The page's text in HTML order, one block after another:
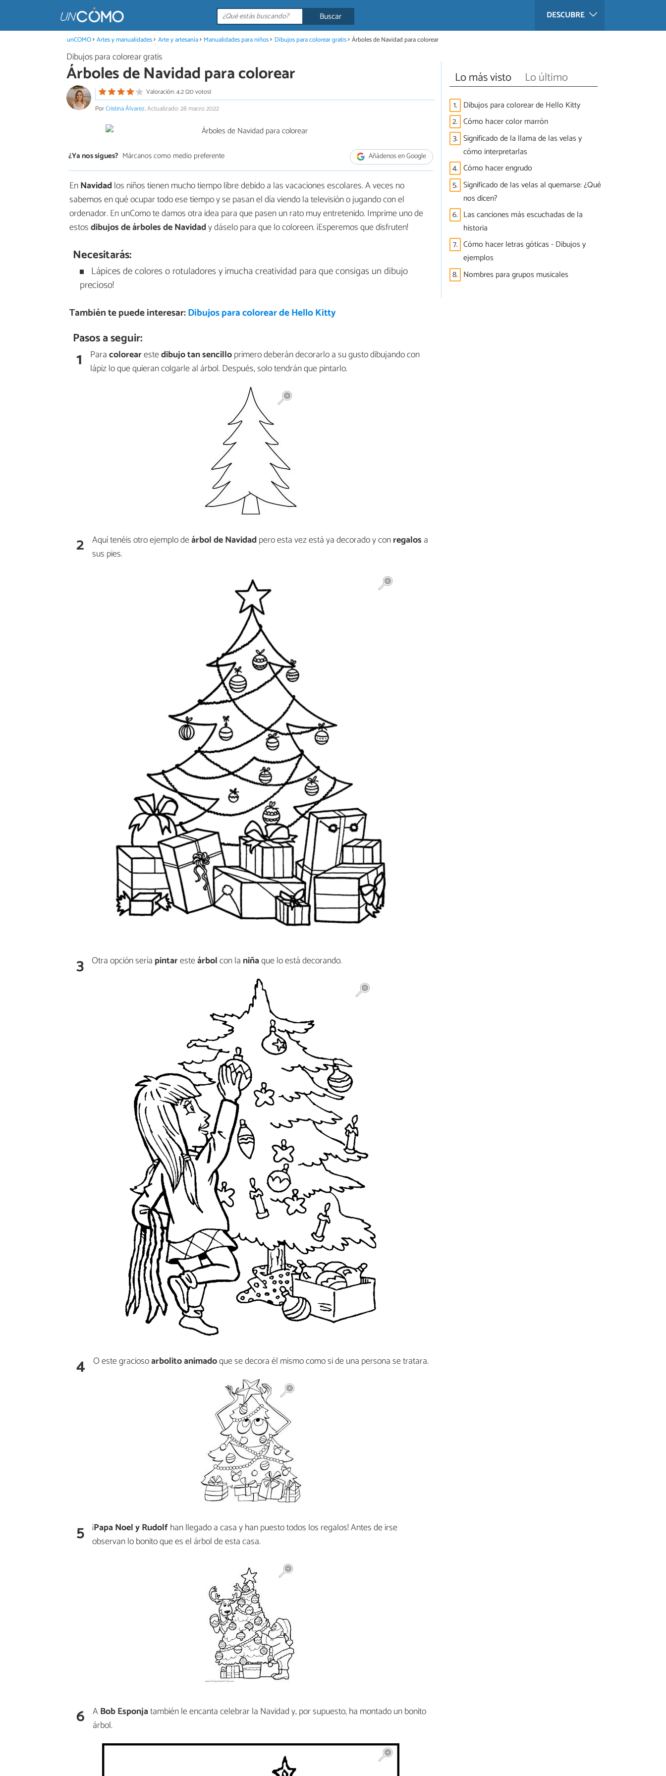
DESCUBRE
Buscar
unCOMO Artes y manualidades Arte y artesanía Manualidades para niños Dibujos para colorear gratis Árboles de Navidad para colorear
Dibujos para colorear gratis
Árboles de Navidad para colorear
Valoración: 4.2 (20 votos)
PorCristina Álvarez.Actualizado: 28 marzo 2022
¿Ya nos sigues? Márcanos como medio preferente Añádenos en Google
EnNavidadlos niños tienen mucho tiempo libre debido a las vacaciones escolares. A veces no
sabemos en qué ocupar todo ese tiempo y se pasan el día viendo la televisión o jugando con el
ordenador. En unComo te damos otra idea para que pasen un rato muy entretenido. Imprime uno de
estosdibujos de árboles de Navidady dáselo para que lo coloreen. ¡Esperemos que disfruten!
Necesitarás:
Lápices de colores o rotuladores y ¡mucha creatividad para que consigas un dibujo
precioso!
También te puede interesar:Dibujos para colorear de Hello Kitty
Pasos a seguir:
1 Paracolorearestedibujo tan sencilloprimero deberán decorarlo a su gusto dibujando con
lápiz lo que quieran colgarle al árbol. Después, solo tendrán que pintarlo.
2 Aquí tenéis otro ejemplo deárbol de Navidadpero esta vez está ya decorado y conregalos a
sus pies.
3 Otra opción sería pintaresteárbolcon la niñaque lo está decorando.
4 O este graciosoarbolito animadoque se decora él mismo como si de una persona se tratara.
5 ¡Papa Noel y Rudolfhan llegado a casa y han puesto todos los regalos! Antes de irse
observan lo bonito que es el árbol de esta casa.
6 ABob Esponjatambién le encanta celebrar la Navidad y, por supuesto, ha montado un bonito
árbol.
Lo más visto Lo último
1. Dibujos para colorear de Hello Kitty
2. Cómo hacer color marrón
3. Significado de la llama de las velas y
cómo interpretarlas
4. Cómo hacer engrudo
5. Significado de las velas al quemarse: ¿Qué
nos dicen?
6. Las canciones más escuchadas de la
historia
7. Cómo hacer letras góticas - Dibujos y
ejemplos
8. Nombres para grupos musicales